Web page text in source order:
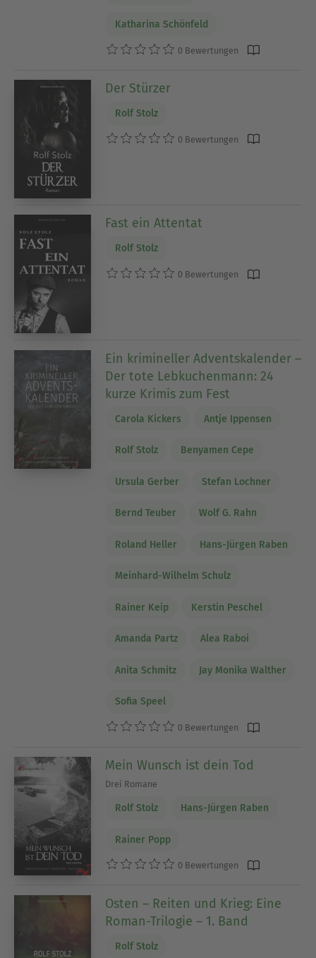
Katharina Schönfeld
0 Bewertungen
Der Stürzer
Rolf Stolz
0 Bewertungen
Fast ein Attentat
Rolf Stolz
0 Bewertungen
Ein krimineller Adventskalender –
Der tote Lebkuchenmann: 24
kurze Krimis zum Fest
Carola Kickers Antje Ippensen
Rolf Stolz Benyamen Cepe
Ursula Gerber Stefan Lochner
Bernd Teuber Wolf G. Rahn
Roland Heller Hans-Jürgen Raben
Meinhard-Wilhelm Schulz
Rainer Keip Kerstin Peschel
Amanda Partz Alea Raboi
Anita Schmitz Jay Monika Walther
Sofia Speel
0 Bewertungen
Mein Wunsch ist dein Tod
Drei Romane
Rolf Stolz Hans-Jürgen Raben
Rainer Popp
0 Bewertungen
Osten – Reiten und Krieg: Eine
Roman-Trilogie – 1. Band
Rolf Stolz